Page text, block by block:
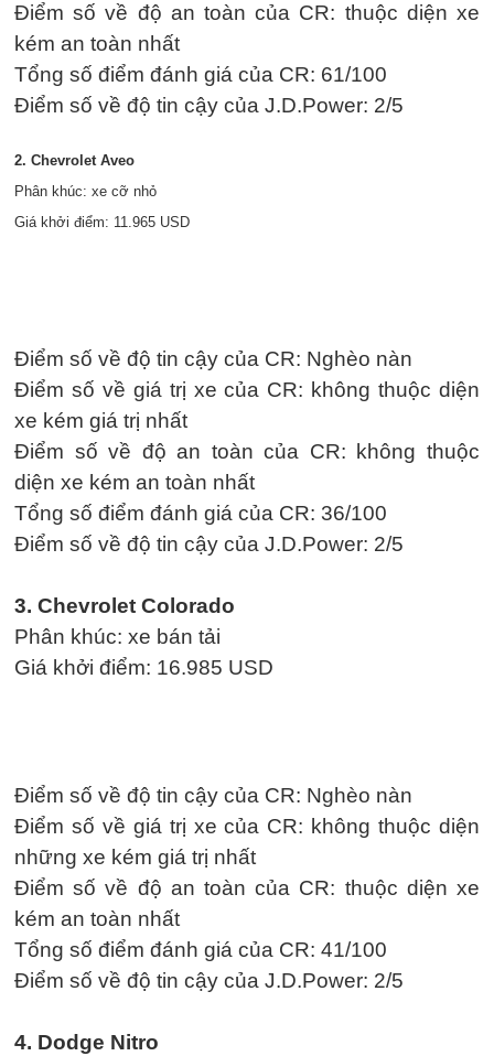
Điểm số về độ an toàn của CR: thuộc diện xe
kém an toàn nhất
Tổng số điểm đánh giá của CR: 61/100
Điểm số về độ tin cậy của J.D.Power: 2/5
2. Chevrolet Aveo
Phân khúc: xe cỡ nhỏ
Giá khởi điểm: 11.965 USD
Điểm số về độ tin cậy của CR: Nghèo nàn
Điểm số về giá trị xe của CR: không thuộc diện
xe kém giá trị nhất
Điểm số về độ an toàn của CR: không thuộc
diện xe kém an toàn nhất
Tổng số điểm đánh giá của CR: 36/100
Điểm số về độ tin cậy của J.D.Power: 2/5
3. Chevrolet Colorado
Phân khúc: xe bán tải
Giá khởi điểm: 16.985 USD
Điểm số về độ tin cậy của CR: Nghèo nàn
Điểm số về giá trị xe của CR: không thuộc diện
những xe kém giá trị nhất
Điểm số về độ an toàn của CR: thuộc diện xe
kém an toàn nhất
Tổng số điểm đánh giá của CR: 41/100
Điểm số về độ tin cậy của J.D.Power: 2/5
4. Dodge Nitro